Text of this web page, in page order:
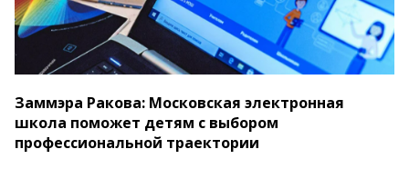
Заммэра Ракова: Московская электронная
школа поможет детям с выбором
профессиональной траектории